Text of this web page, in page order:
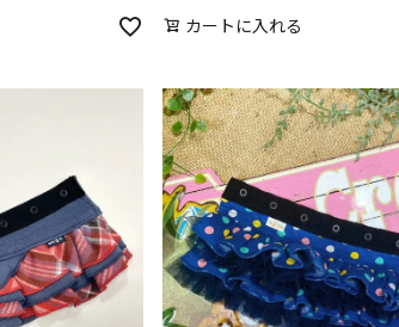
カートに入れる